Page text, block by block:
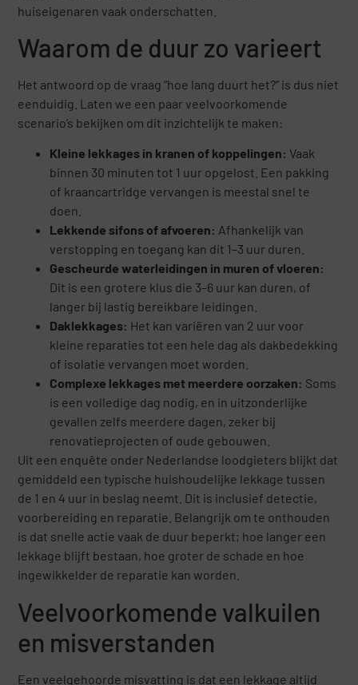
huiseigenaren vaak onderschatten.
Waarom de duur zo varieert
Het antwoord op de vraag “hoe lang duurt het?” is dus niet
eenduidig. Laten we een paar veelvoorkomende
scenario’s bekijken om dit inzichtelijk te maken:
Kleine lekkages in kranen of koppelingen: Vaak
binnen 30 minuten tot 1 uur opgelost. Een pakking
of kraancartridge vervangen is meestal snel te
doen.
Lekkende sifons of afvoeren: Afhankelijk van
verstopping en toegang kan dit 1–3 uur duren.
Gescheurde waterleidingen in muren of vloeren:
Dit is een grotere klus die 3–6 uur kan duren, of
langer bij lastig bereikbare leidingen.
Daklekkages: Het kan variëren van 2 uur voor
kleine reparaties tot een hele dag als dakbedekking
of isolatie vervangen moet worden.
Complexe lekkages met meerdere oorzaken: Soms
is een volledige dag nodig, en in uitzonderlijke
gevallen zelfs meerdere dagen, zeker bij
renovatieprojecten of oude gebouwen.
Uit een enquête onder Nederlandse loodgieters blijkt dat
gemiddeld een typische huishoudelijke lekkage tussen
de 1 en 4 uur in beslag neemt. Dit is inclusief detectie,
voorbereiding en reparatie. Belangrijk om te onthouden
is dat snelle actie vaak de duur beperkt; hoe langer een
lekkage blijft bestaan, hoe groter de schade en hoe
ingewikkelder de reparatie kan worden.
Veelvoorkomende valkuilen
en misverstanden
Een veelgehoorde misvatting is dat een lekkage altijd